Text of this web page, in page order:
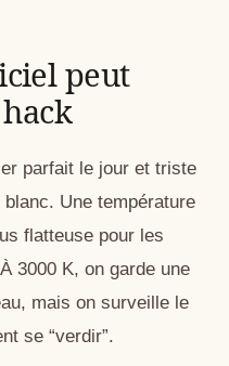
peut
parfait le jour et triste
Une température
flatteuse pour les
3000 K, on garde une
mais on surveille le
se “verdir”.